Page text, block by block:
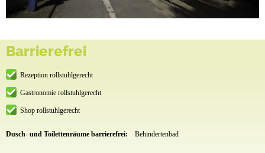
Barrierefrei
Rezeption rollstuhlgerecht
Gastronomie rollstuhlgerecht
Shop rollstuhlgerecht
Dusch- und Toilettenräume barrierefrei: Behindertenbad